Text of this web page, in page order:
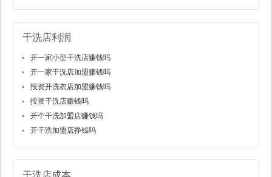
干洗店利润
开一家小型干洗店赚钱吗
开一家干洗店加盟赚钱吗
投资开洗衣店加盟赚钱吗
投资干洗店赚钱吗
开个干洗加盟店赚钱吗
开干洗加盟店挣钱吗